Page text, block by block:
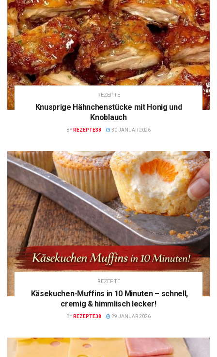
REZEPTE
Knusprige Hähnchenstücke mit Honig und
Knoblauch
BY REZEPTE38 30 JANUAR 2026
REZEPTE
Käsekuchen-Muffins in 10 Minuten – schnell,
cremig & himmlisch lecker!
BY REZEPTE38 29 JANUAR 2026